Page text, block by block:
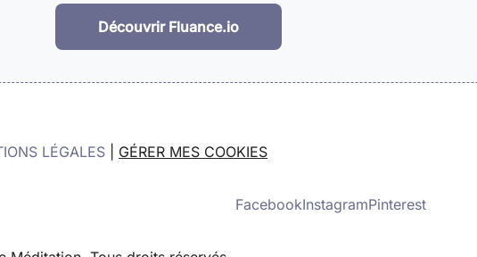
Découvrir Fluance.io
LÉGALES GÉRER MES COOKIES
FacebookInstagramPinterest